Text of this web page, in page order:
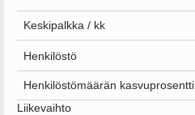
Keskipalkka / kk
Henkilöstö
Henkilöstömäärän kasvuprosentti
Liikevaihto